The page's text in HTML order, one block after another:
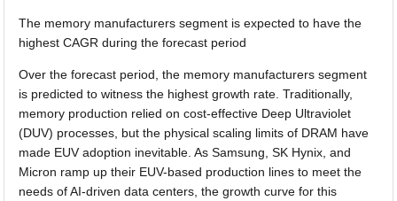
The memory manufacturers segment is expected to have the
highest CAGR during the forecast period
Over the forecast period, the memory manufacturers segment
is predicted to witness the highest growth rate. Traditionally,
memory production relied on cost-effective Deep Ultraviolet
(DUV) processes, but the physical scaling limits of DRAM have
made EUV adoption inevitable. As Samsung, SK Hynix, and
Micron ramp up their EUV-based production lines to meet the
needs of AI-driven data centers, the growth curve for this